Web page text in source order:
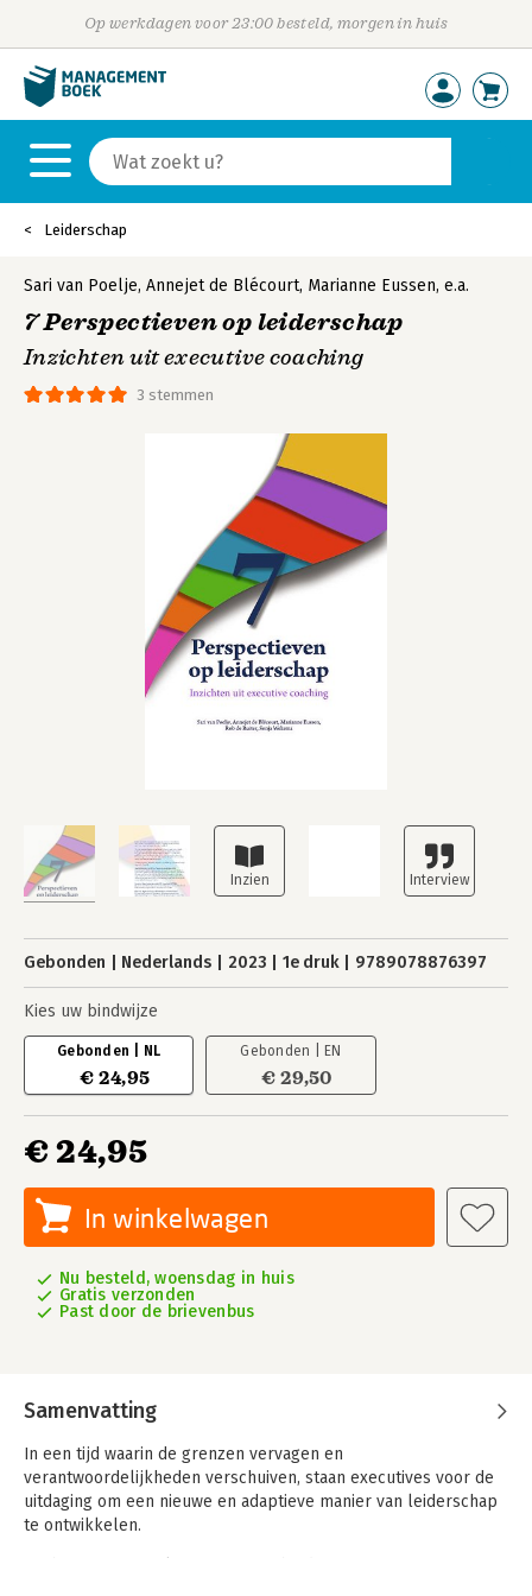
Op werkdagen voor 23:00 besteld, morgen in huis
Leiderschap
3 stemmen
Sari van Poelje, Annejet de Blécourt, Marianne Eussen, e.a.
7 Perspectieven op leiderschap
Inzichten uit executive coaching
Gebonden Nederlands 2023 1e druk 9789078876397
Kies uw bindwijze
Gebonden | NL
€ 24,95
Gebonden | EN
€ 29,50
€ 24,95
In winkelwagen
Nu besteld, woensdag in huis
Gratis verzonden
Past door de brievenbus
Samenvatting
In een tijd waarin de grenzen vervagen en
verantwoordelijkheden verschuiven, staan executives voor de
uitdaging om een nieuwe en adaptieve manier van leiderschap
te ontwikkelen.